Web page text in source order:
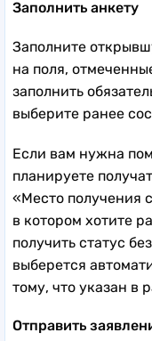
Заполнить анкету
Заполните
на поля,
заполнить
выберите ранее
Если вам нужна
планируете
«Место получения
в котором хотите
получить статус
выберется
тому, что указан в
Отправить